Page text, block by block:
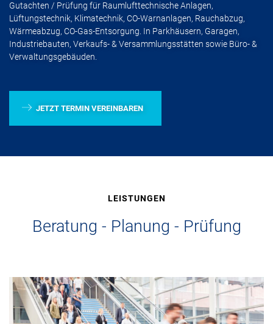
Gutachten / Prüfung für Raumlufttechnische Anlagen,
Lüftungstechnik, Klimatechnik, CO-Warnanlagen, Rauchabzug,
Wärmeabzug, CO-Gas-Entsorgung. In Parkhäusern, Garagen,
Industriebauten, Verkaufs- & Versammlungsstätten sowie Büro- &
Verwaltungsgebäuden.
JETZT TERMIN VEREINBAREN
LEISTUNGEN
Beratung - Planung - Prüfung